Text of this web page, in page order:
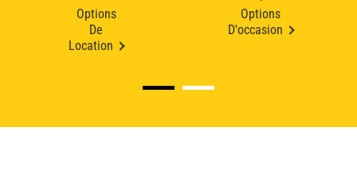
Options
De
Location
Options
D'occasion